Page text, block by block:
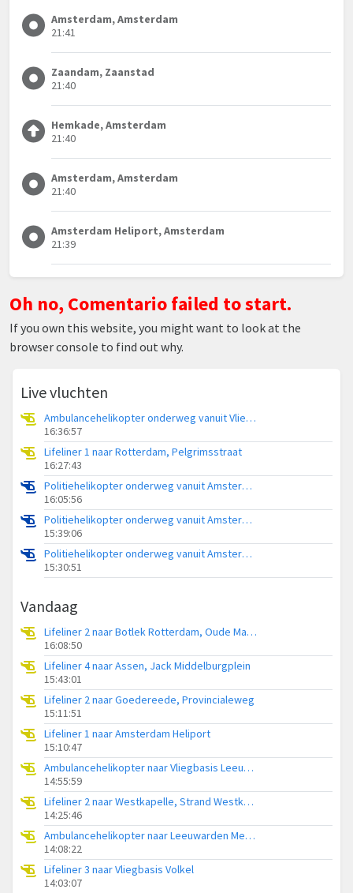
Amsterdam, Amsterdam
21:41
Zaandam, Zaanstad
21:40
Hemkade, Amsterdam
21:40
Amsterdam, Amsterdam
21:40
Amsterdam Heliport, Amsterdam
21:39
Oh no, Comentario failed to start.
If you own this website, you might want to look at the
browser console to find out why.
Live vluchten
Ambulancehelikopter onderweg vanuit Vliegbasis Leeuwarden
16:36:57
Lifeliner 1 naar Rotterdam, Pelgrimsstraat
16:27:43
Politiehelikopter onderweg vanuit Amsterdam Vliegveld Schiphol
16:05:56
Politiehelikopter onderweg vanuit Amsterdam Vliegveld Schiphol
15:39:06
Politiehelikopter onderweg vanuit Amsterdam Vliegveld Schiphol
15:30:51
Vandaag
Lifeliner 2 naar Botlek Rotterdam, Oude Maasweg
16:08:50
Lifeliner 4 naar Assen, Jack Middelburgplein
15:43:01
Lifeliner 2 naar Goedereede, Provincialeweg
15:11:51
Lifeliner 1 naar Amsterdam Heliport
15:10:47
Ambulancehelikopter naar Vliegbasis Leeuwarden
14:55:59
Lifeliner 2 naar Westkapelle, Strand Westkapelle
14:25:46
Ambulancehelikopter naar Leeuwarden Medical Center Heliport
14:08:22
Lifeliner 3 naar Vliegbasis Volkel
14:03:07